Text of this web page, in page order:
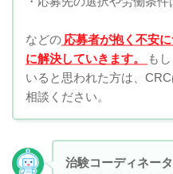
などの 応募者が抱く不安
に解決していきます。
も
いると思われた方は、
相談ください。
治験コーディネー